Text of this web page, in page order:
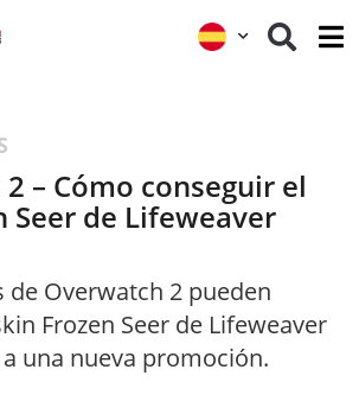
– Cómo conseguir el
Seer de Lifeweaver
de Overwatch 2 pueden
Frozen Seer de Lifeweaver
una nueva promoción.